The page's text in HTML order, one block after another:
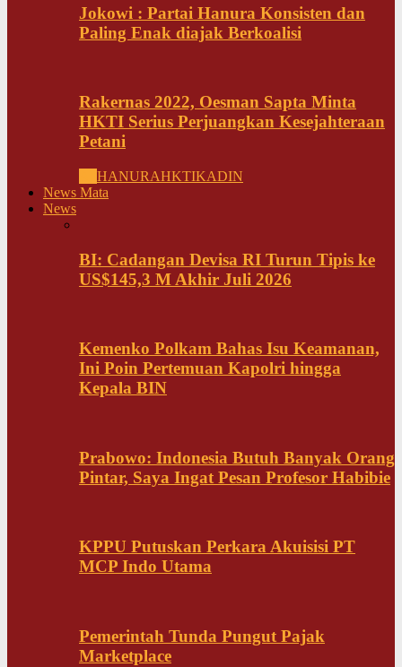
Jokowi : Partai Hanura Konsisten dan
Paling Enak diajak Berkoalisi
Rakernas 2022, Oesman Sapta Minta
HKTI Serius Perjuangkan Kesejahteraan
Petani
HANURAHKTIKADIN
News Mata
News
BI: Cadangan Devisa RI Turun Tipis ke
US$145,3 M Akhir Juli 2026
Kemenko Polkam Bahas Isu Keamanan,
Ini Poin Pertemuan Kapolri hingga
Kepala BIN
Prabowo: Indonesia Butuh Banyak Orang
Pintar, Saya Ingat Pesan Profesor Habibie
KPPU Putuskan Perkara Akuisisi PT
MCP Indo Utama
Pemerintah Tunda Pungut Pajak
Marketplace